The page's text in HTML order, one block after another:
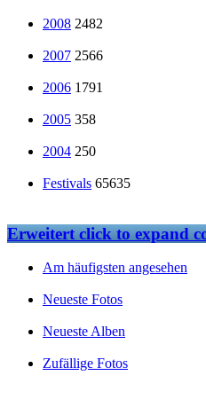
2008 2482
2007 2566
2006 1791
2005 358
2004 250
Festivals 65635
Erweitertclick to expand
Am häufigsten angesehen
Neueste Fotos
Neueste Alben
Zufällige Fotos